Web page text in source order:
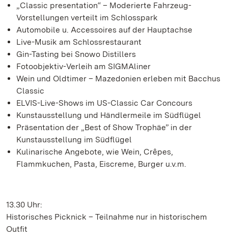
„Classic presentation“ – Moderierte Fahrzeug-
Vorstellungen verteilt im Schlosspark
Automobile u. Accessoires auf der Hauptachse
Live-Musik am Schlossrestaurant
Gin-Tasting bei Snowo Distillers
Fotoobjektiv-Verleih am SIGMAliner
Wein und Oldtimer – Mazedonien erleben mit Bacchus
Classic
ELVIS-Live-Shows im US-Classic Car Concours
Kunstausstellung und Händlermeile im Südflügel
Präsentation der „Best of Show Trophäe” in der
Kunstausstellung im Südflügel
Kulinarische Angebote, wie Wein, Crêpes,
Flammkuchen, Pasta, Eiscreme, Burger u.v.m.
13.30 Uhr:
Historisches Picknick – Teilnahme nur in historischem
Outfit